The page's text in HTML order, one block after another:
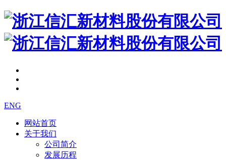
ENG
网站首页
关于我们
公司简介
发展历程